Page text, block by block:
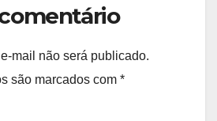
mail não será publicado.
são marcados com *